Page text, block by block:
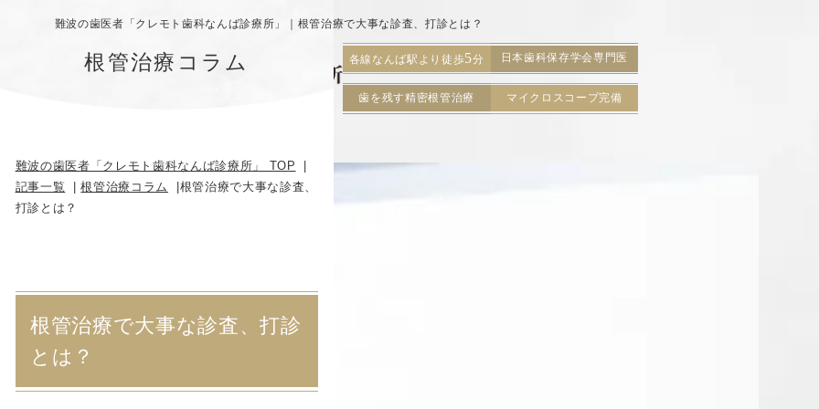
難波の歯医者「クレモト歯科なんば診療所」｜根管治療で大事な診査、打診とは？
各線なんば駅より徒歩5分 日本歯科保存学会専門医
歯を残す精密根管治療 マイクロスコープ完備
根管治療コラム
難波の歯医者「クレモト歯科なんば診療所」 TOP
記事一覧
根管治療コラム
根管治療で大事な診査、
打診とは？
根管治療で大事な診査、打診
とは？